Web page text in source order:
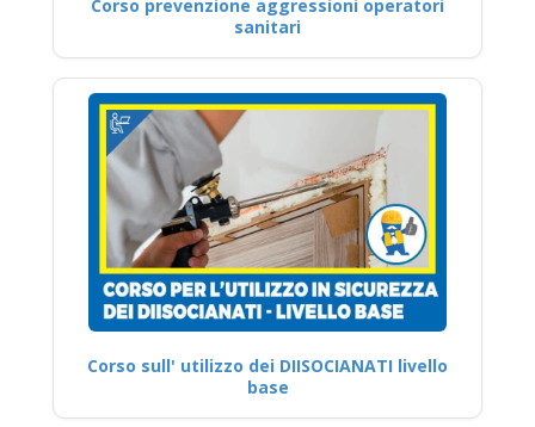
Corso prevenzione aggressioni operatori
sanitari
Corso sull' utilizzo dei DIISOCIANATI livello
base